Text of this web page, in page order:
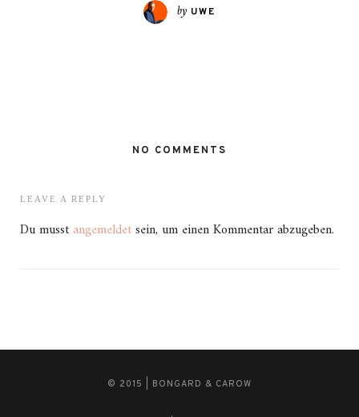
by UWE
NO COMMENTS
LEAVE A REPLY
Du musst angemeldetsein, um einen Kommentar abzugeben.
© 2015 | BONGARD & CAROW